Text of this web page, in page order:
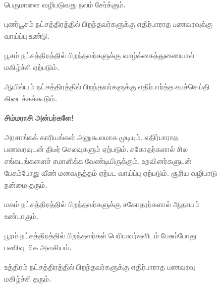
பெருமாளை வழிபடுவது நலம் சேர்க்கும்.
புனர்பூசம் நட்சத்திரத்தில் பிறந்தவர்களுக்கு எதிர்பாராத பணவரவுக்கு
வாய்ப்பு உண்டு.
பூசம் நட்சத்திரத்தில் பிறந்தவர்களுக்கு வாழ்க்கைத்துணையால்
மகிழ்ச்சி ஏற்படும்.
ஆயில்யம் நட்சத்திரத்தில் பிறந்தவர்களுக்கு எதிர்பார்த்த சுபச்செய்தி
கிடைக்கக்கூடும்.
சிம்மராசி அன்பர்களே!
அரசாங்கக் காரியங்கள் அனுகூலமாக முடியும். எதிர்பாராத
பணவரவுடன் திடீர் செலவுகளும் ஏற்படும். சகோதர்களால் சில
சங்கடங்களைச் சமாளிக்க வேண்டியிருக்கும். உறவினர்களுடன்
பேசும்போது வீண் மனவருத்தம் ஏற்பட வாய்ப்பு ஏற்படும். சூரிய வழிபாடு
நன்மை தரும்.
மகம் நட்சத்திரத்தில் பிறந்தவர்களுக்கு சகோதரர்களால் ஆதாயம்
உண்டாகும்.
பூரம் நட்சத்திரத்தில் பிறந்தவர்கள் பெரியவர்களிடம் பேசும்போது
பணிவு மிக அவசியம்.
உத்திரம் நட்சத்திரத்தில் பிறந்தவர்களுக்கு எதிர்பாராத பணவரவு
மகிழ்ச்சி தரும்.